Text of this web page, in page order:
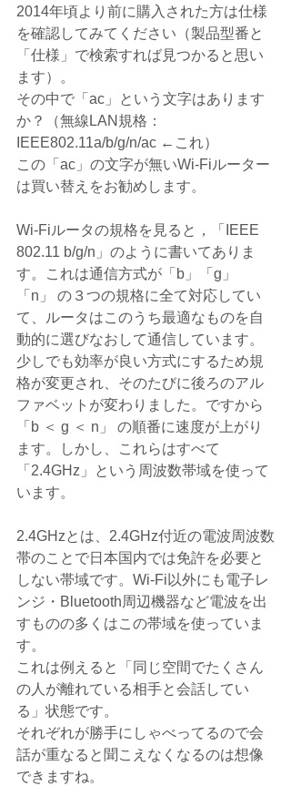
2014年頃より前に購入された方は仕様
を確認してみてください（製品型番と
「仕様」で検索すれば見つかると思い
ます）。
その中で「ac」という文字はあります
か？（無線LAN規格：
IEEE802.11a/b/g/n/ac ←これ）
この「ac」の文字が無いWi-Fiルーター
は買い替えをお勧めします。
Wi-Fiルータの規格を見ると，「IEEE
802.11 b/g/n」のように書いてありま
す。これは通信方式が「b」「g」
「n」 の３つの規格に全て対応してい
て、ルータはこのうち最適なものを自
動的に選びなおして通信しています。
少しでも効率が良い方式にするため規
格が変更され、そのたびに後ろのアル
ファベットが変わりました。ですから
「b ＜ g ＜ n」 の順番に速度が上がり
ます。しかし、これらはすべて
「2.4GHz」という周波数帯域を使って
います。
2.4GHzとは、2.4GHz付近の電波周波数
帯のことで日本国内では免許を必要と
しない帯域です。Wi-Fi以外にも電子レ
ンジ・Bluetooth周辺機器など電波を出
すものの多くはこの帯域を使っていま
す。
これは例えると「同じ空間でたくさん
の人が離れている相手と会話してい
る」状態です。
それぞれが勝手にしゃべってるので会
話が重なると聞こえなくなるのは想像
できますね。